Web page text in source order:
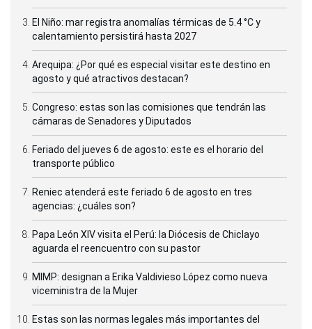
El Niño: mar registra anomalías térmicas de 5.4 °C y
calentamiento persistirá hasta 2027
Arequipa: ¿Por qué es especial visitar este destino en
agosto y qué atractivos destacan?
Congreso: estas son las comisiones que tendrán las
cámaras de Senadores y Diputados
Feriado del jueves 6 de agosto: este es el horario del
transporte público
Reniec atenderá este feriado 6 de agosto en tres
agencias: ¿cuáles son?
Papa León XIV visita el Perú: la Diócesis de Chiclayo
aguarda el reencuentro con su pastor
MIMP: designan a Erika Valdivieso López como nueva
viceministra de la Mujer
Estas son las normas legales más importantes del